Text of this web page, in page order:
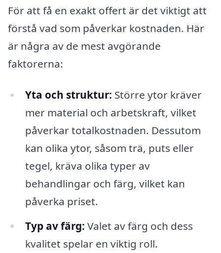
För att få en exakt offert är det viktigt att
förstå vad som påverkar kostnaden. Här
är några av de mest avgörande
faktorerna:
Yta och struktur: Större ytor kräver
mer material och arbetskraft, vilket
påverkar totalkostnaden. Dessutom
kan olika ytor, såsom trä, puts eller
tegel, kräva olika typer av
behandlingar och färg, vilket kan
påverka priset.
Typ av färg: Valet av färg och dess
kvalitet spelar en viktig roll.